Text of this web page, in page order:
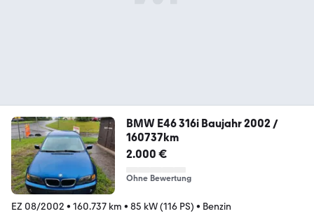
BMW E46 316i Baujahr 2002 /
160737km
2.000 €
Ohne Bewertung
EZ 08/2002 • 160.737 km • 85 kW (116 PS) • Benzin